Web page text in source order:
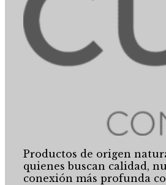
Productos de origen
quienes buscan calidad,
conexión más profunda